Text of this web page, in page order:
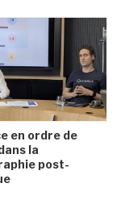
en ordre de
la
post-